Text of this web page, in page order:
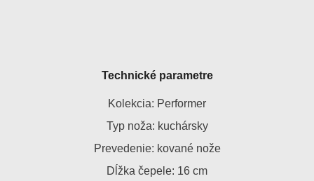
Technické parametre
Kolekcia: Performer
Typ noža: kuchársky
Prevedenie: kované nože
Dĺžka čepele: 16 cm